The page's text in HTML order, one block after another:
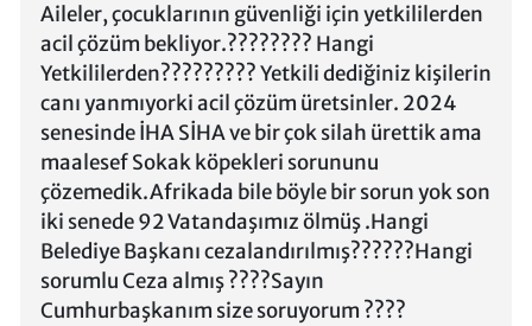
Aileler, çocuklarının güvenliği için yetkililerden
acil çözüm bekliyor.???????? Hangi
Yetkililerden????????? Yetkili dediğiniz kişilerin
canı yanmıyorki acil çözüm üretsinler. 2024
senesinde İHA SİHA ve bir çok silah ürettik ama
maalesef Sokak köpekleri sorununu
çözemedik.Afrikada bile böyle bir sorun yok son
iki senede 92 Vatandaşımız ölmüş .Hangi
Belediye Başkanı cezalandırılmış??????Hangi
sorumlu Ceza almış ????Sayın
Cumhurbaşkanım size soruyorum ????